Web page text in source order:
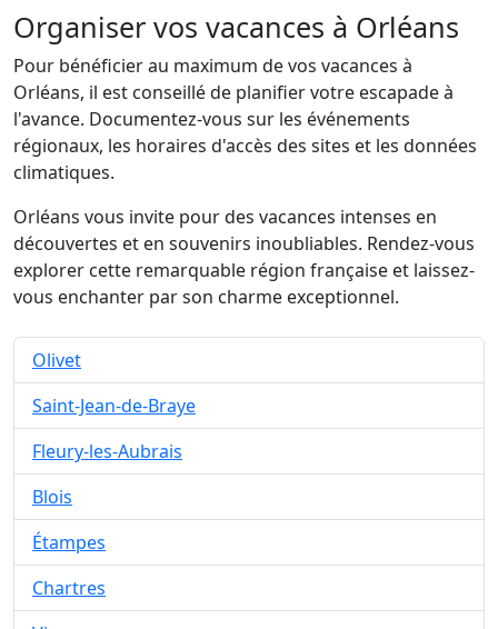
Organiser vos vacances à Orléans
Pour bénéficier au maximum de vos vacances à
Orléans, il est conseillé de planifier votre escapade à
l'avance. Documentez-vous sur les événements
régionaux, les horaires d'accès des sites et les données
climatiques.
Orléans vous invite pour des vacances intenses en
découvertes et en souvenirs inoubliables. Rendez-vous
explorer cette remarquable région française et laissez-
vous enchanter par son charme exceptionnel.
Olivet
Saint-Jean-de-Braye
Fleury-les-Aubrais
Blois
Étampes
Chartres